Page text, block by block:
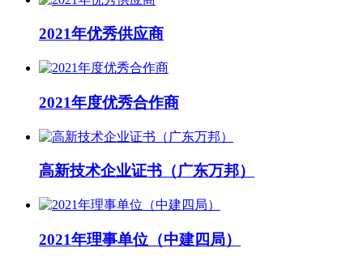
2021年优秀供应商
2021年度优秀合作商
高新技术企业证书（广东万邦）
2021年理事单位（中建四局）